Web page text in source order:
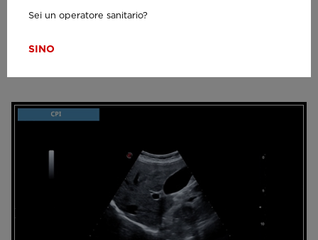
Sei un operatore sanitario?
SINO